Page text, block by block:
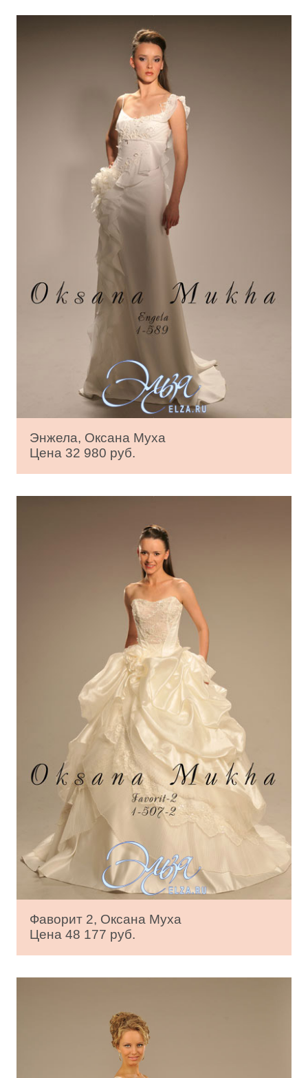
Энжела, Оксана Муха
Цена 32 980 руб.
Фаворит 2, Оксана Муха
Цена 48 177 руб.